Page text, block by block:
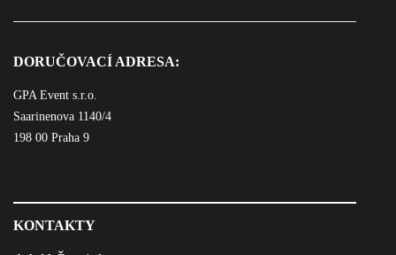
DORUČOVACÍ ADRESA:
GPA Event s.r.o.
Saarinenova 1140/4
198 00 Praha 9
KONTAKTY